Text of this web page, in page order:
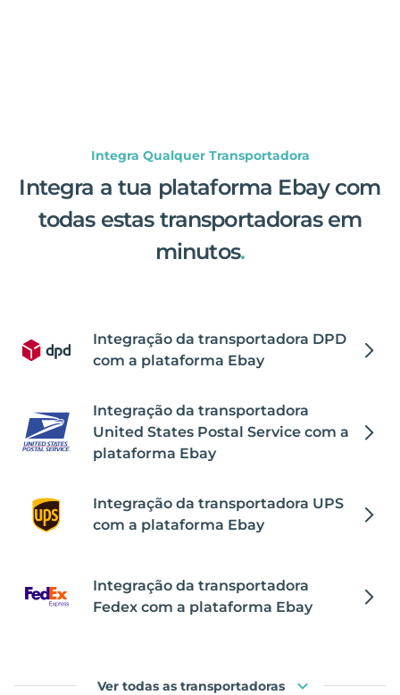
Integra Qualquer Transportadora
Integra a tua plataforma Ebay com
todas estas transportadoras em
minutos.
Integração da transportadora DPD
com a plataforma Ebay
Integração da transportadora
United States Postal Service com a
plataforma Ebay
Integração da transportadora UPS
com a plataforma Ebay
Integração da transportadora
Fedex com a plataforma Ebay
Ver todas as transportadoras